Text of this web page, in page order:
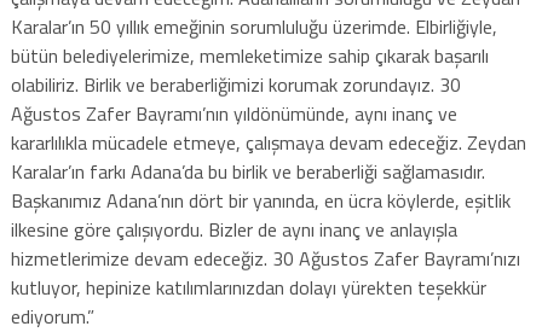
Karalar’ın 50 yıllık emeğinin sorumluluğu üzerimde. Elbirliğiyle,
bütün belediyelerimize, memleketimize sahip çıkarak başarılı
olabiliriz. Birlik ve beraberliğimizi korumak zorundayız. 30
Ağustos Zafer Bayramı’nın yıldönümünde, aynı inanç ve
kararlılıkla mücadele etmeye, çalışmaya devam edeceğiz. Zeydan
Karalar’ın farkı Adana’da bu birlik ve beraberliği sağlamasıdır.
Başkanımız Adana’nın dört bir yanında, en ücra köylerde, eşitlik
ilkesine göre çalışıyordu. Bizler de aynı inanç ve anlayışla
hizmetlerimize devam edeceğiz. 30 Ağustos Zafer Bayramı’nızı
kutluyor, hepinize katılımlarınızdan dolayı yürekten teşekkür
ediyorum.”